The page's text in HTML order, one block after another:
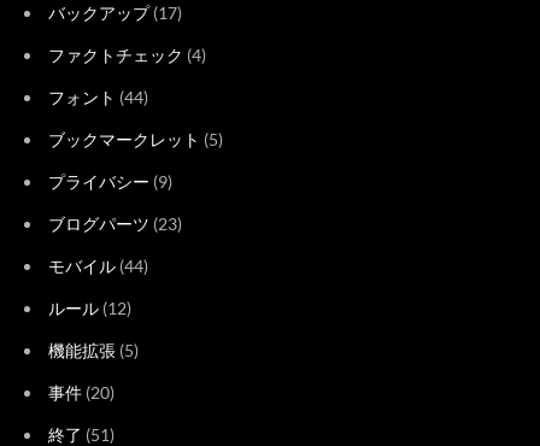
バックアップ(17)
ファクトチェック (4)
フォント (44)
ブックマークレット (5)
プライバシー (9)
ブログパーツ (23)
モバイル (44)
ルール (12)
機能拡張 (5)
事件 (20)
終了 (51)